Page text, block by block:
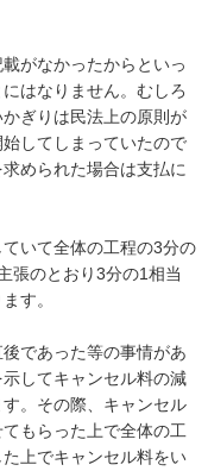
がなかったからといっ
はなりません。むしろ
ぎりは民法上の原則が
してしまっていたので
められた場合は支払に
いて全体の工程の3分の
張のとおり3分の1相当
す。
であった等の事情があ
してキャンセル料の減
。その際、キャンセル
もらった上で全体の工
上でキャンセル料をい